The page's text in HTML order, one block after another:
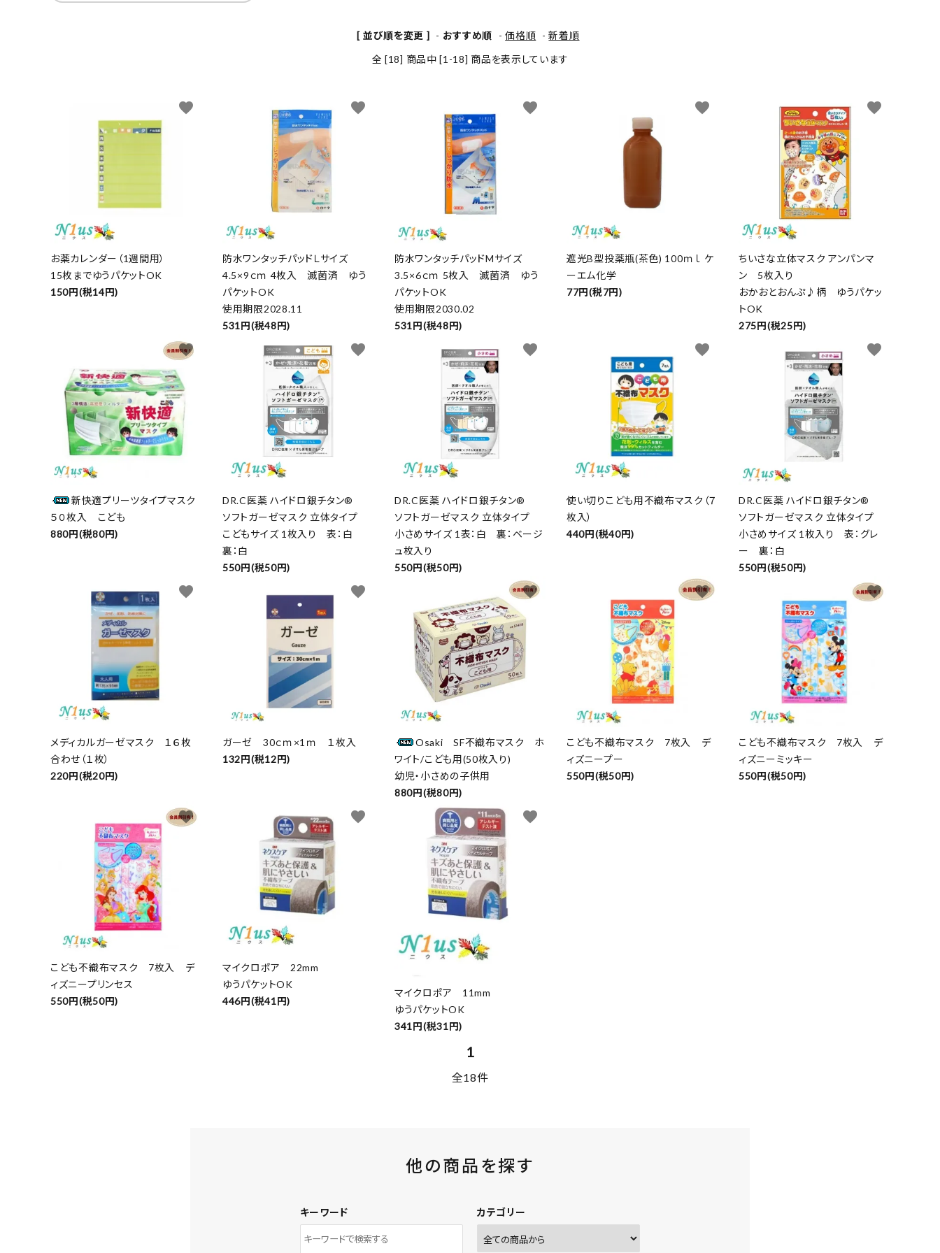
[ 並び順を変更 ] - おすすめ順 -価格順 -新着順
全 [18] 商品中 [1-18] 商品を表示しています
お薬カレンダー（1週間用）
15枚までゆうパケットOK
150円(税14円)
favorite
防水ワンタッチパッドＬサイズ
4.5×9ｃｍ 4枚入 滅菌済 ゆう
パケットOK
使用期限2028.11
531円(税48円)
favorite
防水ワンタッチパッドMサイズ
3.5×6ｃｍ 5枚入 滅菌済 ゆう
パケットOK
使用期限2030.02
531円(税48円)
favorite
遮光B型投薬瓶(茶色) 100ｍｌ ケ
ーエム化学
77円(税7円)
favorite
ちいさな立体マスク アンパンマ
ン 5枚入り
おかおとおんぷ♪柄 ゆうパケッ
トOK
275円(税25円)
favorite
新快適プリーツタイプマスク
５０枚入 こども
880円(税80円)
favorite
DR.C医薬 ハイドロ銀チタン®
ソフトガーゼマスク 立体タイプ
こどもサイズ 1枚入り 表：白
裏：白
550円(税50円)
favorite
DR.C医薬 ハイドロ銀チタン®
ソフトガーゼマスク 立体タイプ
小さめサイズ 1表：白 裏：ベージ
ュ枚入り
550円(税50円)
favorite
使い切りこども用不織布マスク（７
枚入）
440円(税40円)
favorite
DR.C医薬 ハイドロ銀チタン®
ソフトガーゼマスク 立体タイプ
小さめサイズ 1枚入り 表：グレ
ー 裏：白
550円(税50円)
favorite
メディカルガーゼマスク １６枚
合わせ（１枚）
220円(税20円)
favorite
ガーゼ 30ｃｍ×1ｍ １枚入
132円(税12円)
favorite
Osaki SF不織布マスク ホ
ワイト/こども用(50枚入り)
幼児・小さめの子供用
880円(税80円)
favorite
こども不織布マスク 7枚入 デ
ィズニープー
550円(税50円)
favorite
こども不織布マスク 7枚入 デ
ィズニーミッキー
550円(税50円)
favorite
こども不織布マスク 7枚入 デ
ィズニープリンセス
550円(税50円)
favorite
マイクロポア 22mm
ゆうパケットOK
446円(税41円)
favorite
マイクロポア 11mm
ゆうパケットOK
341円(税31円)
favorite
1
全18件
他の商品を探す
キーワード カテゴリー